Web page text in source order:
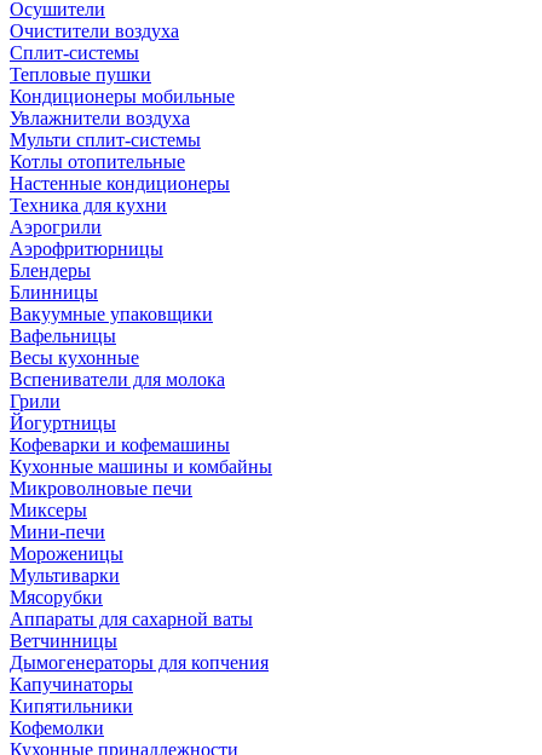
Осушители
Очистители воздуха
Сплит-системы
Тепловые пушки
Кондиционеры мобильные
Увлажнители воздуха
Мульти сплит-системы
Котлы отопительные
Настенные кондиционеры
Техника для кухни
Аэрогрили
Аэрофритюрницы
Блендеры
Блинницы
Вакуумные упаковщики
Вафельницы
Весы кухонные
Вспениватели для молока
Грили
Йогуртницы
Кофеварки и кофемашины
Кухонные машины и комбайны
Микроволновые печи
Миксеры
Мини-печи
Мороженицы
Мультиварки
Мясорубки
Аппараты для сахарной ваты
Ветчинницы
Дымогенераторы для копчения
Капучинаторы
Кипятильники
Кофемолки
Кухонные принадлежности